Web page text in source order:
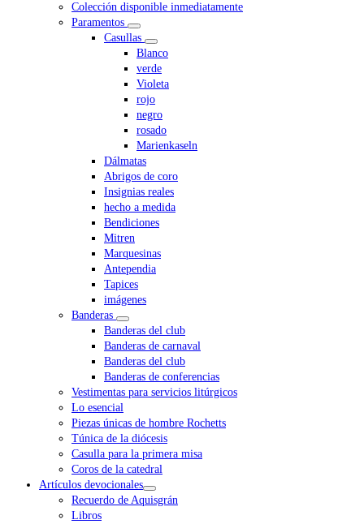
Colección disponible inmediatamente
Paramentos
Casullas
Blanco
verde
Violeta
rojo
negro
rosado
Marienkaseln
Dálmatas
Abrigos de coro
Insignias reales
hecho a medida
Bendiciones
Mitren
Marquesinas
Antependia
Tapices
imágenes
Banderas
Banderas del club
Banderas de carnaval
Banderas del club
Banderas de conferencias
Vestimentas para servicios litúrgicos
Lo esencial
Piezas únicas de hombre Rochetts
Túnica de la diócesis
Casulla para la primera misa
Coros de la catedral
Artículos devocionales
Recuerdo de Aquisgrán
Libros